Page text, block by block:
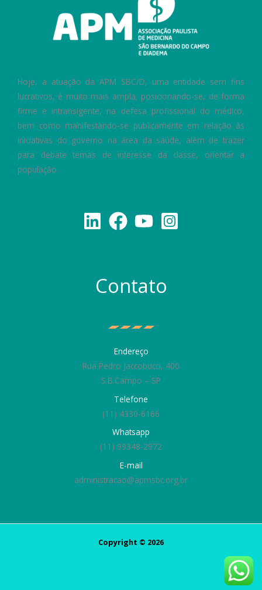
Hoje, a atuação da APM SBC/D, uma entidade sem fins
lucrativos, é muito mais ampla, posicionando-se, de forma
firme e intransigente, na defesa profissional do médico,
bem como manifestando-se publicamente em relação às
iniciativas do governo na área da saúde, além de trazer
para debate temas de interesse da classe, orientar a
população.
Contato
Endereço
Rua Pedro Jaccobucci, 400
S.B.Campo – SP
Telefone
(11) 4330-6166
Whatsapp
(11) 99348-2972
E-mail
administracao@apmsbc.org.br
Copyright © 2026